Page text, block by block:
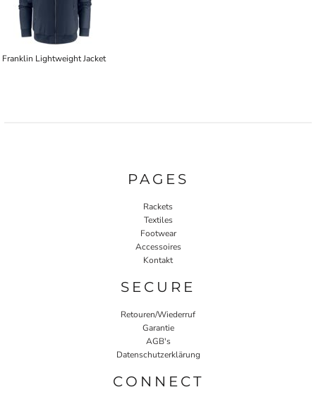
Franklin Lightweight Jacket
PAGES
Rackets
Textiles
Footwear
Accessoires
Kontakt
SECURE
Retouren/Wiederruf
Garantie
AGB's
Datenschutzerklärung
CONNECT